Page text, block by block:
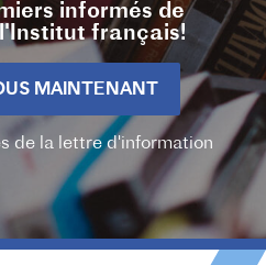
informés de
français!
MAINTENANT
de la lettre d'information